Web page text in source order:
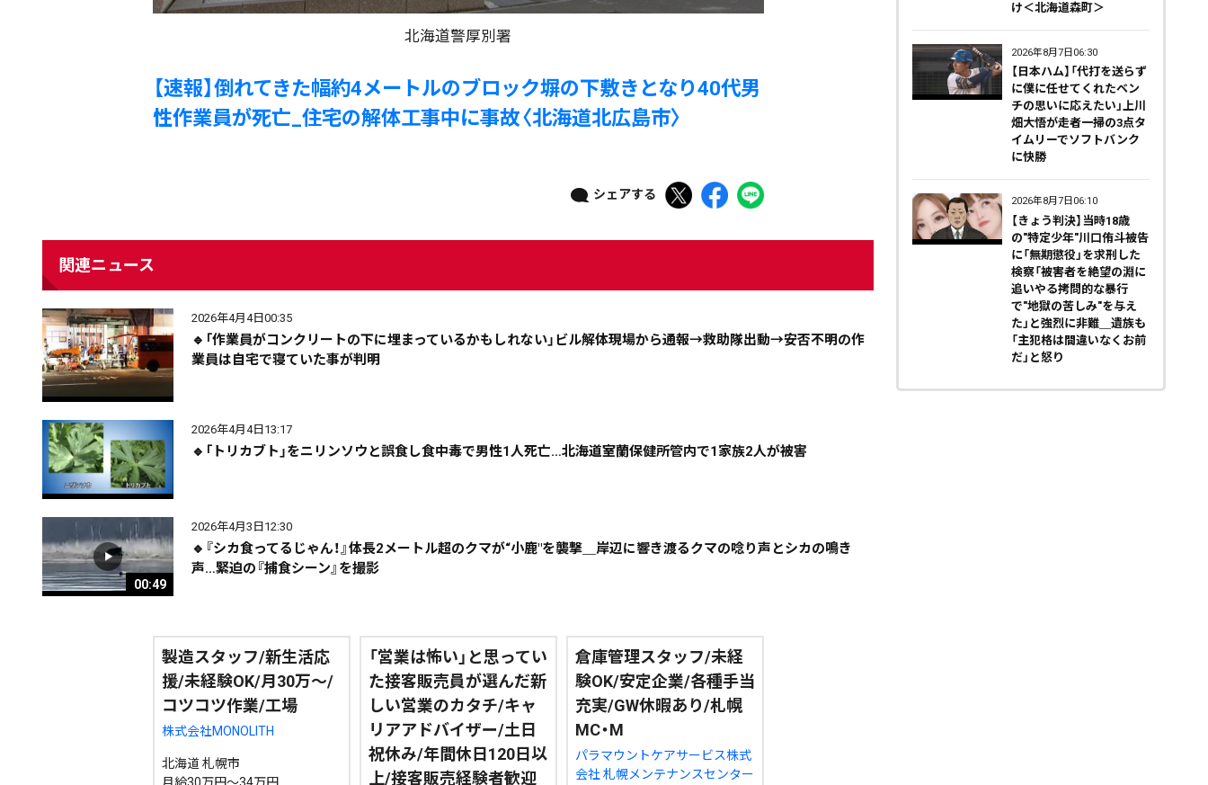
北海道警厚別署
【速報】倒れてきた幅約4メートルのブロック塀の下敷きとなり40代男
性作業員が死亡_住宅の解体工事中に事故〈北海道北広島市〉
シェアする
関連ニュース
2026年4月4日00:35
🔹「作業員がコンクリートの下に埋まっているかもしれない」ビル解体現場から通報→救助隊出動→安否不明の作
業員は自宅で寝ていた事が判明
2026年4月4日13:17
🔹「トリカブト」をニリンソウと誤食し食中毒で男性1人死亡…北海道室蘭保健所管内で1家族2人が被害
00:49
2026年4月3日12:30
🔹『シカ食ってるじゃん！』体長2メートル超のクマが“小鹿"を襲撃＿岸辺に響き渡るクマの唸り声とシカの鳴き
声…緊迫の『捕食シーン』を撮影
製造スタッフ/新生活応
援/未経験OK/月30万～/
コツコツ作業/工場
株式会社MONOLITH
北海道 札幌市
月給30万円～34万円
「営業は怖い」と思ってい
た接客販売員が選んだ新
しい営業のカタチ/キャ
リアアドバイザー/土日
祝休み/年間休日120日以
上/接客販売経験者歓迎
倉庫管理スタッフ/未経
験OK/安定企業/各種手当
充実/GW休暇あり/札幌
MC・M
パラマウントケアサービス株式
会社 札幌メンテナンスセンター
け＜北海道森町＞
2026年8月7日06:30
【日本ハム】「代打を送らず
に僕に任せてくれたベン
チの思いに応えたい」上川
畑大悟が走者一掃の3点タ
イムリーでソフトバンク
に快勝
2026年8月7日06:10
【きょう判決】当時18歳
の"特定少年"川口侑斗被告
に「無期懲役」を求刑した
検察「被害者を絶望の淵に
追いやる拷問的な暴行
で"地獄の苦しみ"を与え
た」と強烈に非難＿遺族も
「主犯格は間違いなくお前
だ」と怒り
ニュース記事を探す
カテゴリ
エリア 道北 道央 道南 道東 全道 道外
絞り込み検索